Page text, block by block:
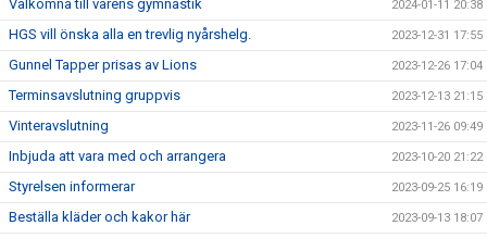
Välkomna till vårens gymnastik 2024-01-11 20:38
HGS vill önska alla en trevlig nyårshelg. 2023-12-31 17:55
Gunnel Tapper prisas av Lions 2023-12-26 17:04
Terminsavslutning gruppvis 2023-12-13 21:15
Vinteravslutning 2023-11-26 09:49
Inbjuda att vara med och arrangera 2023-10-20 21:22
Styrelsen informerar 2023-09-25 16:19
Beställa kläder och kakor här 2023-09-13 18:07